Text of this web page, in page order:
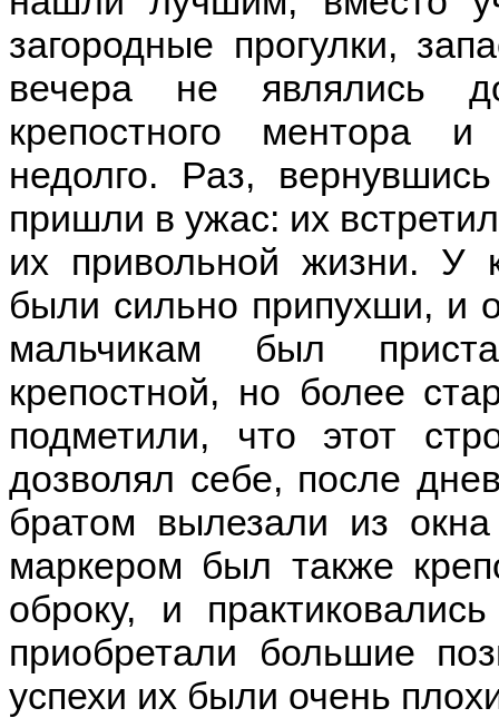
загородные прогулки,
вечера не являлись
крепостного ментора
недолго. Раз,
пришли в ужас: их
их привольной жизни. У
были сильно припухши, и
мальчикам был
крепостной, но более
подметили, что этот
дозволял себе, после
братом вылезали из
маркером был также
оброку, и
приобретали большие
успехи их были очень